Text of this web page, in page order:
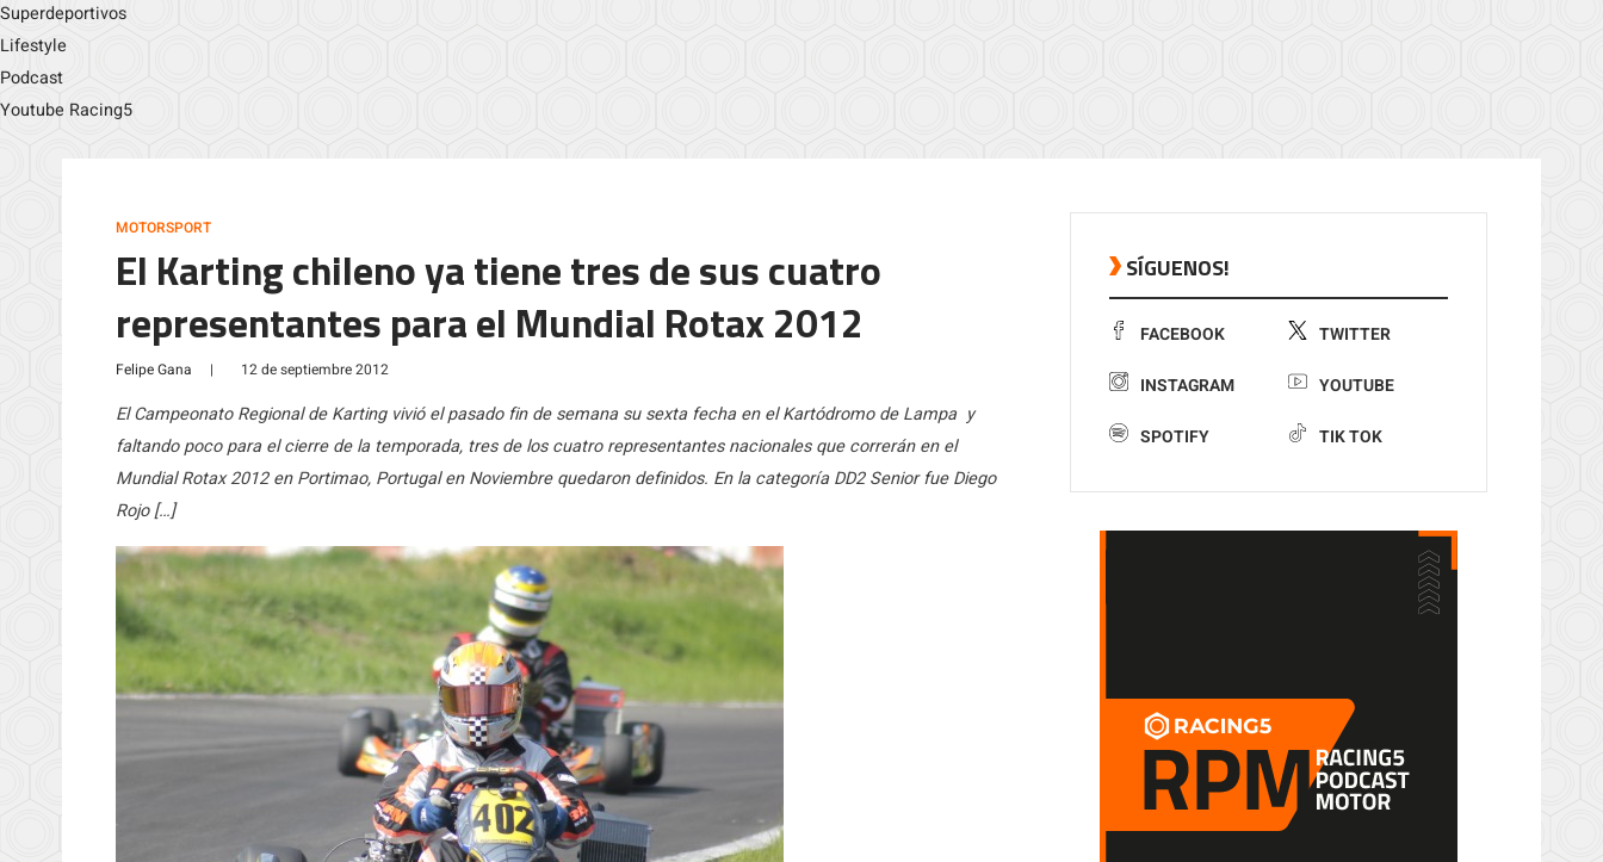
Superdeportivos
Lifestyle
Podcast
Youtube Racing5
MOTORSPORT
El Karting chileno ya tiene tres de sus cuatro
representantes para el Mundial Rotax 2012
Felipe Gana | 12 de septiembre 2012
El Campeonato Regional de Karting vivió el pasado fin de semana su sexta fecha en el Kartódromo de Lampa y
faltando poco para el cierre de la temporada, tres de los cuatro representantes nacionales que correrán en el
Mundial Rotax 2012 en Portimao, Portugal en Noviembre quedaron definidos. En la categoría DD2 Senior fue Diego
Rojo […]
SÍGUENOS!
FACEBOOK TWITTER
INSTAGRAM YOUTUBE
SPOTIFY TIK TOK